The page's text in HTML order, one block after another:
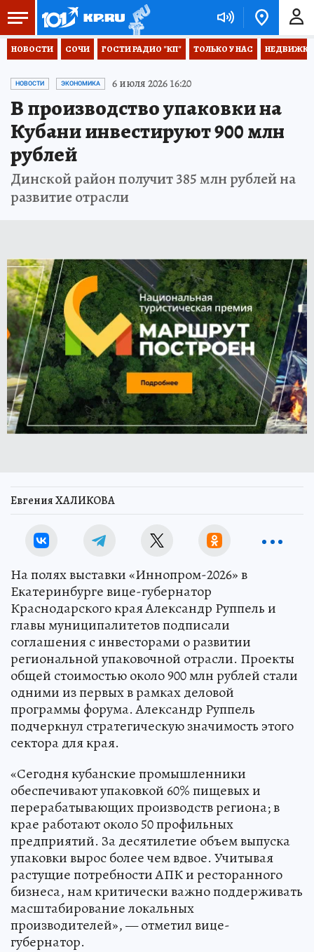
НОВОСТИ СОЧИ ГОСТИ РАДИО "КП" ТОЛЬКО У НАС НЕДВИЖКА
НОВОСТИ ЭКОНОМИКА 6 июля 2026 16:20
В производство упаковки на
Кубани инвестируют 900 млн
рублей
Динской район получит 385 млн рублей на
развитие отрасли
Евгения ХАЛИКОВА
На полях выставки «Иннопром-2026» в
Екатеринбурге вице-губернатор
Краснодарского края Александр Руппель и
главы муниципалитетов подписали
соглашения с инвесторами о развитии
региональной упаковочной отрасли. Проекты
общей стоимостью около 900 млн рублей стали
одними из первых в рамках деловой
программы форума. Александр Руппель
подчеркнул стратегическую значимость этого
сектора для края.
«Сегодня кубанские промышленники
обеспечивают упаковкой 60% пищевых и
перерабатывающих производств региона; в
крае работают около 50 профильных
предприятий. За десятилетие объем выпуска
упаковки вырос более чем вдвое. Учитывая
растущие потребности АПК и ресторанного
бизнеса, нам критически важно поддерживать
масштабирование локальных
производителей», — отметил вице-
губернатор.